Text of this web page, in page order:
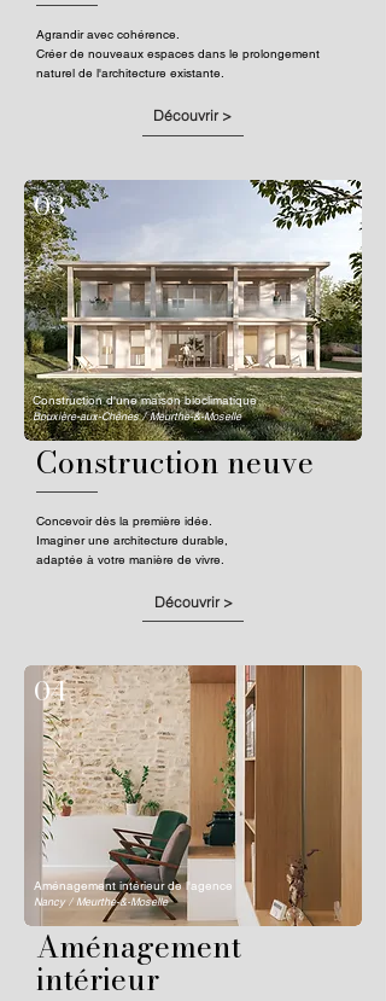
Agrandir avec cohérence.
Créer de nouveaux espaces dans le prolongement
naturel de l'architecture existante.
Découvrir >
Construction neuve
Concevoir dès la première idée.
Imaginer une architecture durable,
adaptée à votre manière de vivre.
Découvrir >
03
Construction d'une maison bioclimatique
Bouxière-aux-Chênes / Meurthe-&-Moselle
Aménagement
intérieur
04
Aménagement intérieur de l'agence
Nancy / Meurthe-&-Moselle